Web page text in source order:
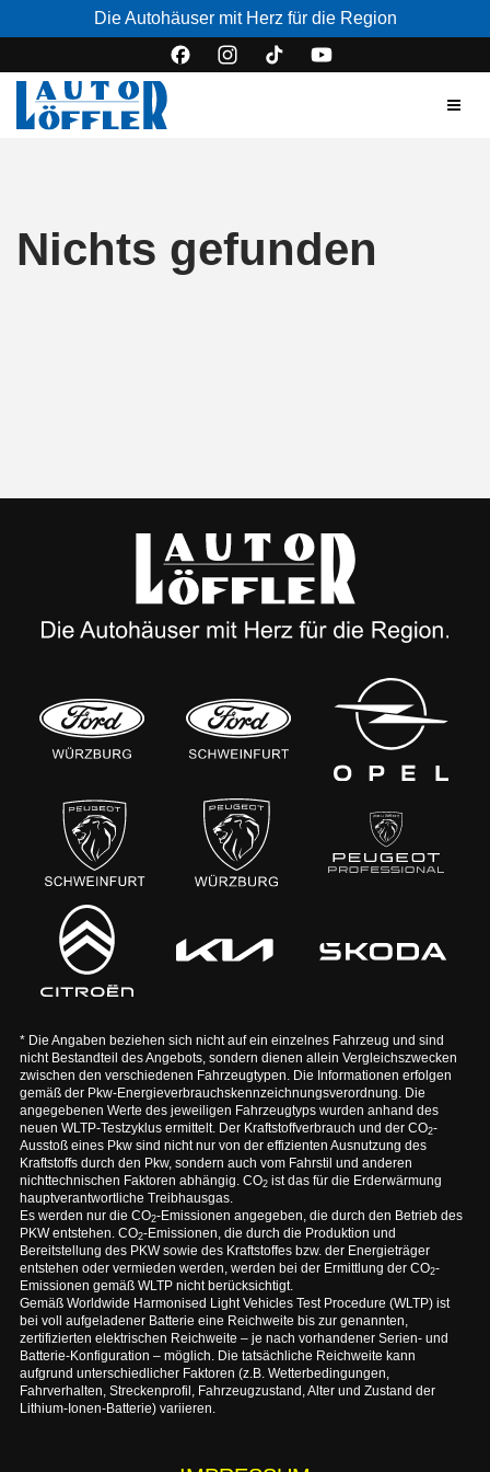
Die Autohäuser mit Herz für die Region
Nichts gefunden
* Die Angaben beziehen sich nicht auf ein einzelnes Fahrzeug und sind
nicht Bestandteil des Angebots, sondern dienen allein Vergleichszwecken
zwischen den verschiedenen Fahrzeugtypen. Die Informationen erfolgen
gemäß der Pkw-Energieverbrauchskennzeichnungsverordnung. Die
angegebenen Werte des jeweiligen Fahrzeugtyps wurden anhand des
neuen WLTP-Testzyklus ermittelt. Der Kraftstoffverbrauch und der CO2-
Ausstoß eines Pkw sind nicht nur von der effizienten Ausnutzung des
Kraftstoffs durch den Pkw, sondern auch vom Fahrstil und anderen
nichttechnischen Faktoren abhängig. CO2ist das für die Erderwärmung
hauptverantwortliche Treibhausgas.
Es werden nur die CO2-Emissionen angegeben, die durch den Betrieb des
PKW entstehen. CO2-Emissionen, die durch die Produktion und
Bereitstellung des PKW sowie des Kraftstoffes bzw. der Energieträger
entstehen oder vermieden werden, werden bei der Ermittlung der CO2-
Emissionen gemäß WLTP nicht berücksichtigt.
Gemäß Worldwide Harmonised Light Vehicles Test Procedure (WLTP) ist
bei voll aufgeladener Batterie eine Reichweite bis zur genannten,
zertifizierten elektrischen Reichweite – je nach vorhandener Serien- und
Batterie-Konfiguration – möglich. Die tatsächliche Reichweite kann
aufgrund unterschiedlicher Faktoren (z.B. Wetterbedingungen,
Fahrverhalten, Streckenprofil, Fahrzeugzustand, Alter und Zustand der
Lithium-Ionen-Batterie) variieren.